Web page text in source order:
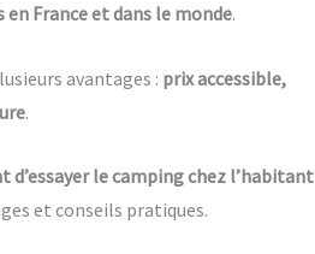
France et dans le monde.
avantages : prix accessible,
.
d’essayer le camping chez l’habitant
et conseils pratiques.